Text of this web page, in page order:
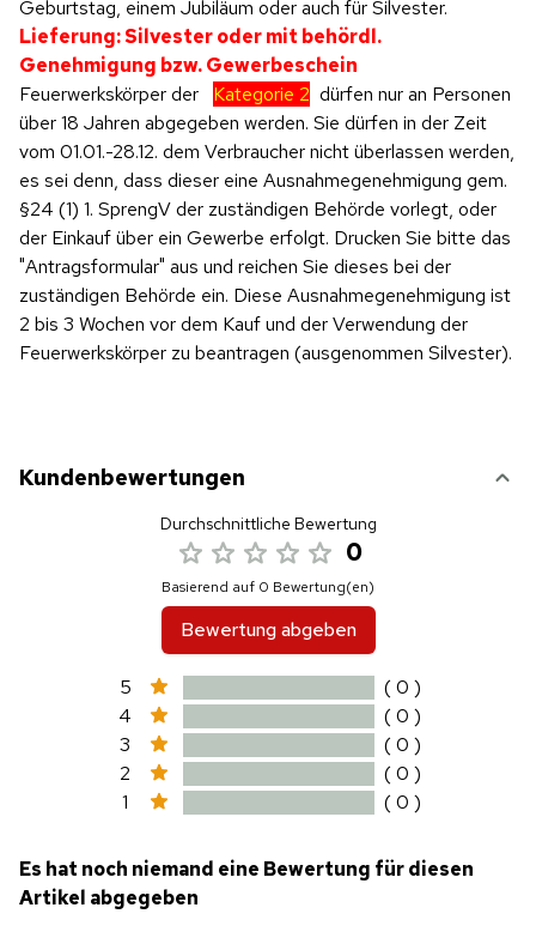
Geburtstag, einem Jubiläum oder auch für Silvester.
Lieferung: Silvester oder mit behördl.
Genehmigung bzw. Gewerbeschein
Feuerwerkskörper der
Kategorie 2 dürfen nur an Personen
über 18 Jahren abgegeben werden. Sie dürfen in der Zeit
vom 01.01.-28.12. dem Verbraucher nicht überlassen werden,
es sei denn, dass dieser eine Ausnahmegenehmigung gem.
§24 (1) 1. SprengV der zuständigen Behörde vorlegt, oder
der Einkauf über ein Gewerbe erfolgt. Drucken Sie bitte das
"Antragsformular" aus und reichen Sie dieses bei der
zuständigen Behörde ein. Diese Ausnahmegenehmigung ist
2 bis 3 Wochen vor dem Kauf und der Verwendung der
Feuerwerkskörper zu beantragen (ausgenommen Silvester).
Kundenbewertungen
Durchschnittliche Bewertung
0
Basierend auf 0 Bewertung(en)
Bewertung abgeben
5
( 0 )
4
( 0 )
3
( 0 )
2
( 0 )
1
( 0 )
Es hat noch niemand eine Bewertung für diesen
Artikel abgegeben